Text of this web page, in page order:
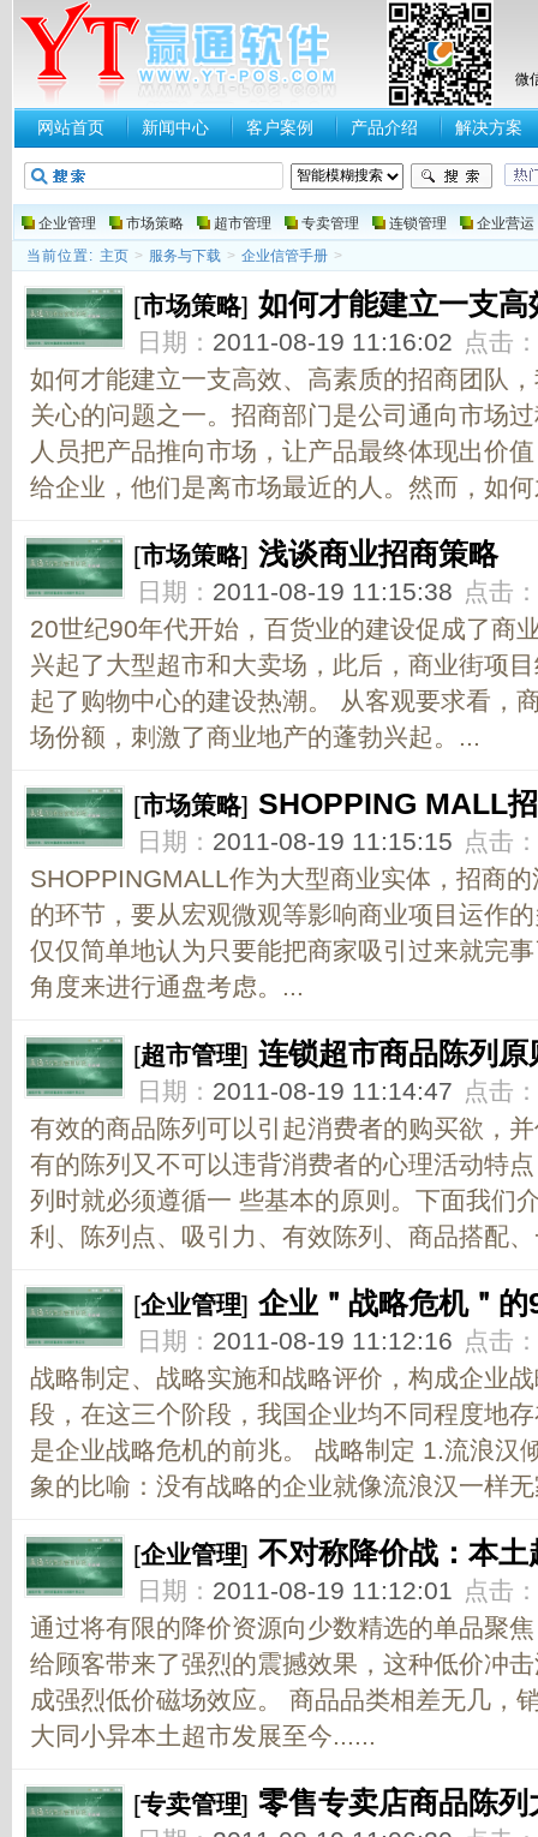
微
网站首页 新闻中心 客户案例 产品介绍 解决方案
企业管理 市场策略 超市管理 专卖管理 连锁管理
企业营运
当前位置: 主页 > 服务与下载 > 企业信管手册 >
[市场策略] 如何才能建立一支
日期： 2011-08-19 11:16:02 点击：
如何才能建立一支高效、高素质的招商团队
关心的问题之一。招商部门是公司通向市场
人员把产品推向市场，让产品最终体现出价
给企业，他们是离市场最近的人。然而，如
[市场策略] 浅谈商业招商策略
日期： 2011-08-19 11:15:38 点击：
20世纪90年代开始，百货业的建设促成了商
兴起了大型超市和大卖场，此后，商业街项
起了购物中心的建设热潮。 从客观要求看，
场份额，刺激了商业地产的蓬勃兴起。...
[市场策略] SHOPPING MALL
日期： 2011-08-19 11:15:15 点击：
SHOPPINGMALL作为大型商业实体，招商
的环节，要从宏观微观等影响商业项目运作
仅仅简单地认为只要能把商家吸引过来就完
角度来进行通盘考虑。...
[超市管理] 连锁超市商品陈列原
日期： 2011-08-19 11:14:47 点击：
有效的商品陈列可以引起消费者的购买欲，
有的陈列又不可以违背消费者的心理活动特
列时就必须遵循一 些基本的原则。下面我们
利、陈列点、吸引力、有效陈列、商品搭配
[企业管理] 企业＂战略危机＂的
日期： 2011-08-19 11:12:16 点击：
战略制定、战略实施和战略评价，构成企业
段，在这三个阶段，我国企业均不同程度地
是企业战略危机的前兆。 战略制定 1.流浪汉
象的比喻：没有战略的企业就像流浪汉一样
[企业管理] 不对称降价战：本
日期： 2011-08-19 11:12:01 点击：
通过将有限的降价资源向少数精选的单品聚
给顾客带来了强烈的震撼效果，这种低价冲
成强烈低价磁场效应。 商品品类相差无几，
大同小异本土超市发展至今......
[专卖管理] 零售专卖店商品陈列